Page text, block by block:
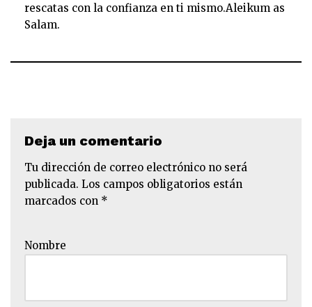
rescatas con la confianza en ti mismo.Aleikum as
Salam.
Deja un comentario
Tu dirección de correo electrónico no será
publicada. Los campos obligatorios están
marcados con *
Nombre